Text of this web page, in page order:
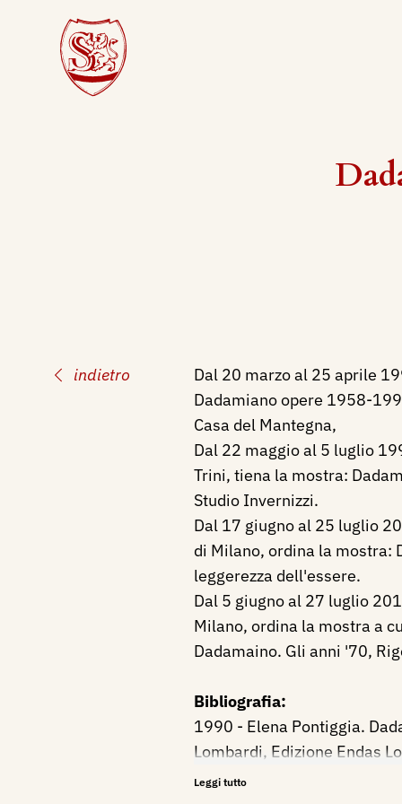
indietro
Dal 20 marzo al 25 aprile
Dadamiano opere 1958-
Casa del Mantegna,
Dal 22 maggio al 5 luglio
Trini, tiena la mostra:
Studio Invernizzi.
Dal 17 giugno al 25 luglio
di Milano, ordina la mostra:
leggerezza dell'essere.
Dal 5 giugno al 27 luglio
Milano, ordina la mostra a
Dadamaino. Gli anni '70,
Bibliografia:
1990 - Elena Pontiggia.
Lombardi, Edizione Endas
1993 - Dadamiano opere
Leggi tutto